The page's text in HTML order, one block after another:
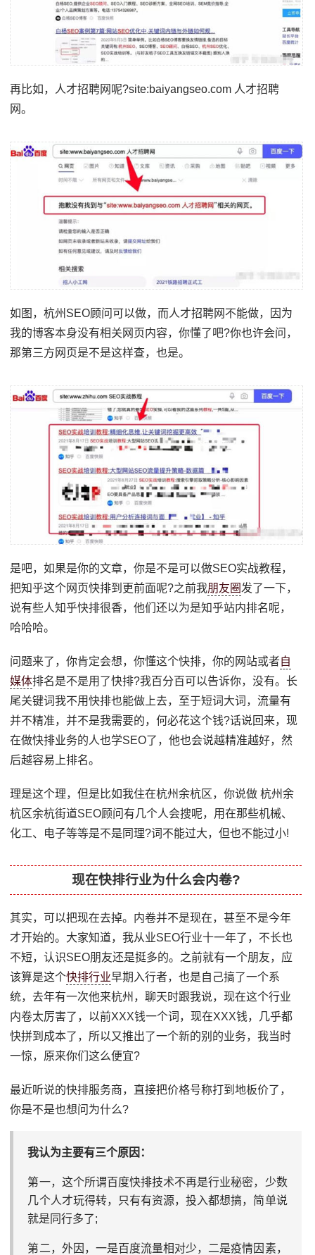
再比如，人才招聘网呢?site:baiyangseo.com 人才招聘
网。
如图，杭州SEO顾问可以做，而人才招聘网不能做，因为
我的博客本身没有相关网页内容，你懂了吧?你也许会问，
那第三方网页是不是这样查，也是。
是吧，如果是你的文章，你是不是可以做SEO实战教程，
把知乎这个网页快排到更前面呢?之前我朋友圈 发了一下，
说有些人知乎快排很香，他们还以为是知乎站内排名呢，
哈哈哈。
问题来了，你肯定会想，你懂这个快排，你的网站或者自
媒体排名是不是用了快排?我百分百可以告诉你，没有。长
尾关键词我不用快排也能做上去，至于短词大词，流量有
并不精准，并不是我需要的，何必花这个钱?话说回来，现
在做快排业务的人也学SEO了，他也会说越精准越好，然
后越容易上排名。
理是这个理，但是比如我住在杭州余杭区，你说做 杭州余
杭区余杭街道SEO顾问有几个人会搜呢，用在那些机械、
化工、电子等等是不是同理?词不能过大，但也不能过小!
现在快排行业为什么会内卷?
其实，可以把现在去掉。内卷并不是现在，甚至不是今年
才开始的。大家知道，我从业SEO行业十一年了，不长也
不短，认识SEO朋友还是挺多的。之前就有一个朋友，应
该算是这个快排行业早期入行者，也是自己搞了一个系
统，去年有一次他来杭州，聊天时跟我说，现在这个行业
内卷太厉害了，以前XXX钱一个词，现在XXX钱，几乎都
快拼到成本了，所以又推出了一个新的别的业务，我当时
一惊，原来你们这么便宜?
最近听说的快排服务商，直接把价格号称打到地板价了，
你是不是也想问为什么?
我认为主要有三个原因：
第一，这个所谓百度快排技术不再是行业秘密，少数
几个人才玩得转，只有有资源，投入都想搞，简单说
就是同行多了;
第二，外因，一是百度流量相对少，二是疫情因素，